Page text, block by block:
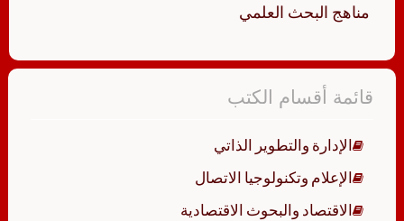
مناهج البحث العلمي
قائمة أقسام الكتب
الإدارة والتطوير الذاتي
الإعلام وتكنولوجيا الاتصال
الاقتصاد والبحوث الاقتصادية